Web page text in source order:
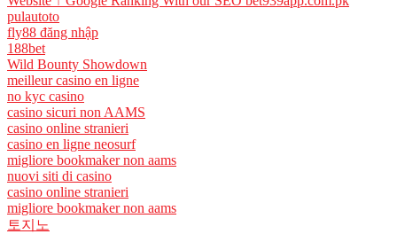
pulautoto
fly88 đăng nhập
188bet
Wild Bounty Showdown
meilleur casino en ligne
no kyc casino
casino sicuri non AAMS
casino online stranieri
casino en ligne neosurf
migliore bookmaker non aams
nuovi siti di casino
casino online stranieri
migliore bookmaker non aams
토지노